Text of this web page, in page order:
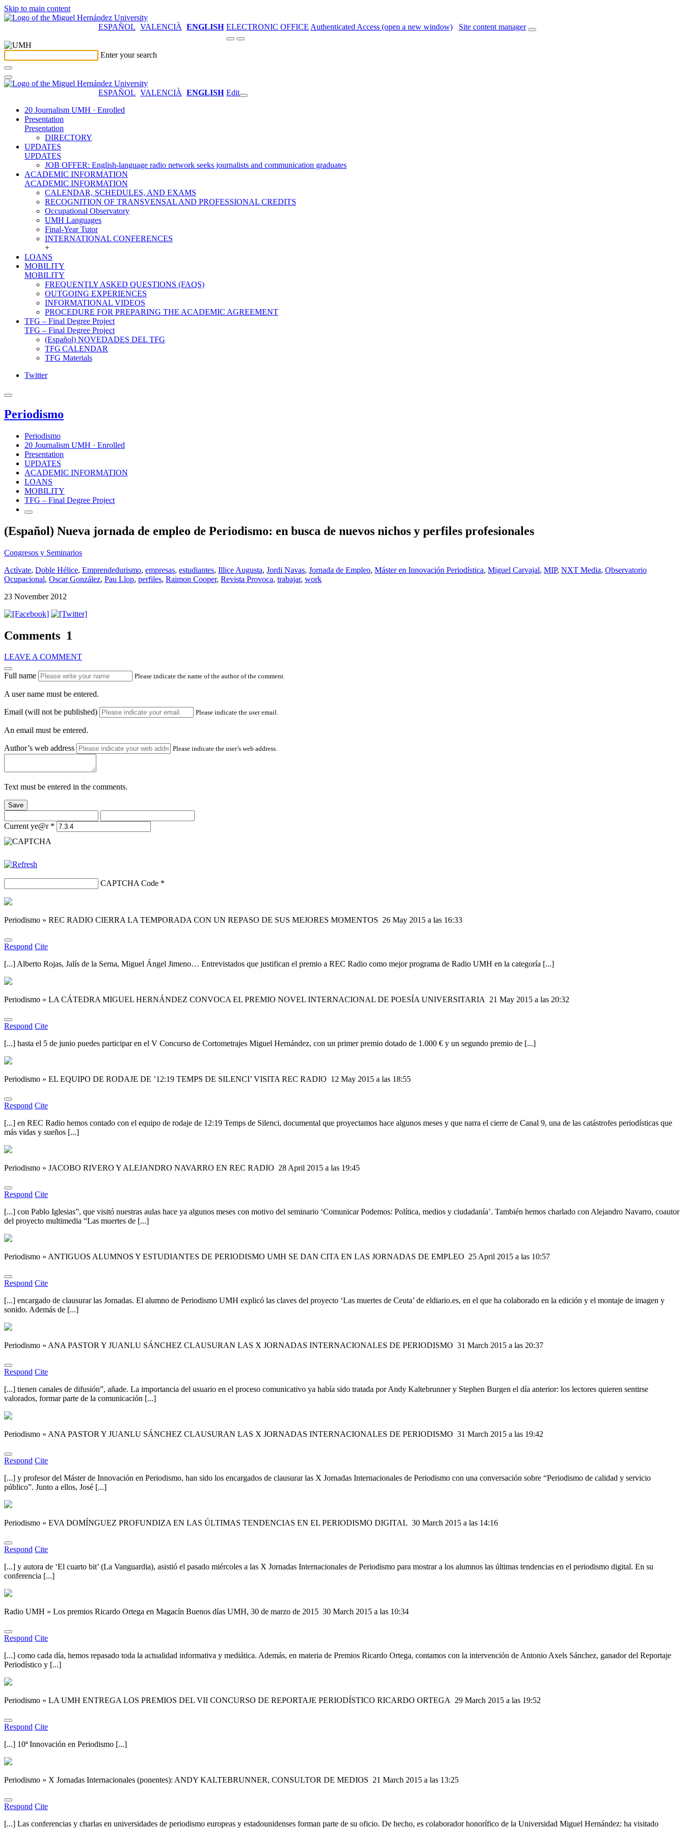
Skip to main content
ESPAÑOL VALENCIÀ ENGLISH ELECTRONIC OFFICE Authenticated Access (open a new window) Site content manager
Enter your search
ESPAÑOL VALENCIÀ ENGLISH Edit
20 Journalism UMH · Enrolled
Presentation
Presentation
DIRECTORY
UPDATES
UPDATES
JOB OFFER: English-language radio network seeks journalists and communication graduates
ACADEMIC INFORMATION
ACADEMIC INFORMATION
CALENDAR, SCHEDULES, AND EXAMS
RECOGNITION OF TRANSVENSAL AND PROFESSIONAL CREDITS
Occupational Observatory
UMH Languages
Final-Year Tutor
INTERNATIONAL CONFERENCES
+
LOANS
MOBILITY
MOBILITY
FREQUENTLY ASKED QUESTIONS (FAQS)
OUTGOING EXPERIENCES
INFORMATIONAL VIDEOS
PROCEDURE FOR PREPARING THE ACADEMIC AGREEMENT
TFG – Final Degree Project
TFG – Final Degree Project
(Español) NOVEDADES DEL TFG
TFG CALENDAR
TFG Materials
Twitter
Periodismo
Periodismo
20 Journalism UMH · Enrolled
Presentation
UPDATES
ACADEMIC INFORMATION
LOANS
MOBILITY
TFG – Final Degree Project
(Español) Nueva jornada de empleo de Periodismo: en busca de nuevos nichos y perfiles profesionales
Congresos y Seminarios
Actívate, Doble Hélice, Emprendedurismo, empresas, estudiantes, Illice Augusta, Jordi Navas, Jornada de Empleo, Máster en Innovación Periodística, Miguel Carvajal, MIP, NXT Media, Observatorio
Ocupacional, Oscar González, Pau Llop, perfiles, Raimon Cooper, Revista Provoca, trabajar, work
23 November 2012
Comments 1
LEAVE A COMMENT
Full name Please indicate the name of the author of the comment.
A user name must be entered.
Email (will not be published) Please indicate the user email.
An email must be entered.
Author’s web address Please indicate the user’s web address.
Text must be entered in the comments.
Save
Current ye@r *
CAPTCHA Code *
Periodismo » REC RADIO CIERRA LA TEMPORADA CON UN REPASO DE SUS MEJORES MOMENTOS 26 May 2015 a las 16:33
Respond Cite
[...] Alberto Rojas, Jalís de la Serna, Miguel Ángel Jimeno… Entrevistados que justifican el premio a REC Radio como mejor programa de Radio UMH en la categoría [...]
Periodismo » LA CÁTEDRA MIGUEL HERNÁNDEZ CONVOCA EL PREMIO NOVEL INTERNACIONAL DE POESÍA UNIVERSITARIA 21 May 2015 a las 20:32
Respond Cite
[...] hasta el 5 de junio puedes participar en el V Concurso de Cortometrajes Miguel Hernández, con un primer premio dotado de 1.000 € y un segundo premio de [...]
Periodismo » EL EQUIPO DE RODAJE DE ’12:19 TEMPS DE SILENCI’ VISITA REC RADIO 12 May 2015 a las 18:55
Respond Cite
[...] en REC Radio hemos contado con el equipo de rodaje de 12:19 Temps de Silenci, documental que proyectamos hace algunos meses y que narra el cierre de Canal 9, una de las catástrofes periodísticas que
más vidas y sueños [...]
Periodismo » JACOBO RIVERO Y ALEJANDRO NAVARRO EN REC RADIO 28 April 2015 a las 19:45
Respond Cite
[...] con Pablo Iglesias”, que visitó nuestras aulas hace ya algunos meses con motivo del seminario ‘Comunicar Podemos: Política, medios y ciudadanía’. También hemos charlado con Alejandro Navarro, coautor
del proyecto multimedia “Las muertes de [...]
Periodismo » ANTIGUOS ALUMNOS Y ESTUDIANTES DE PERIODISMO UMH SE DAN CITA EN LAS JORNADAS DE EMPLEO 25 April 2015 a las 10:57
Respond Cite
[...] encargado de clausurar las Jornadas. El alumno de Periodismo UMH explicó las claves del proyecto ‘Las muertes de Ceuta’ de eldiario.es, en el que ha colaborado en la edición y el montaje de imagen y
sonido. Además de [...]
Periodismo » ANA PASTOR Y JUANLU SÁNCHEZ CLAUSURAN LAS X JORNADAS INTERNACIONALES DE PERIODISMO 31 March 2015 a las 20:37
Respond Cite
[...] tienen canales de difusión”, añade. La importancia del usuario en el proceso comunicativo ya había sido tratada por Andy Kaltebrunner y Stephen Burgen el día anterior: los lectores quieren sentirse
valorados, formar parte de la comunicación [...]
Periodismo » ANA PASTOR Y JUANLU SÁNCHEZ CLAUSURAN LAS X JORNADAS INTERNACIONALES DE PERIODISMO 31 March 2015 a las 19:42
Respond Cite
[...] y profesor del Máster de Innovación en Periodismo, han sido los encargados de clausurar las X Jornadas Internacionales de Periodismo con una conversación sobre “Periodismo de calidad y servicio
público”. Junto a ellos, José [...]
Periodismo » EVA DOMÍNGUEZ PROFUNDIZA EN LAS ÚLTIMAS TENDENCIAS EN EL PERIODISMO DIGITAL 30 March 2015 a las 14:16
Respond Cite
[...] y autora de ‘El cuarto bit’ (La Vanguardia), asistió el pasado miércoles a las X Jornadas Internacionales de Periodismo para mostrar a los alumnos las últimas tendencias en el periodismo digital. En su
conferencia [...]
Radio UMH » Los premios Ricardo Ortega en Magacín Buenos días UMH, 30 de marzo de 2015 30 March 2015 a las 10:34
Respond Cite
[...] como cada día, hemos repasado toda la actualidad informativa y mediática. Además, en materia de Premios Ricardo Ortega, contamos con la intervención de Antonio Axels Sánchez, ganador del Reportaje
Periodístico y [...]
Periodismo » LA UMH ENTREGA LOS PREMIOS DEL VII CONCURSO DE REPORTAJE PERIODÍSTICO RICARDO ORTEGA 29 March 2015 a las 19:52
Respond Cite
[...] 10ª Innovación en Periodismo [...]
Periodismo » X Jornadas Internacionales (ponentes): ANDY KALTEBRUNNER, CONSULTOR DE MEDIOS 21 March 2015 a las 13:25
Respond Cite
[...] Las conferencias y charlas en universidades de periodismo europeas y estadounidenses forman parte de su oficio. De hecho, es colaborador honorífico de la Universidad Miguel Hernández: ha visitado